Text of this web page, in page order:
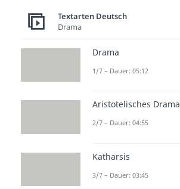
Textarten Deutsch
Drama
Drama
1/7 – Dauer: 05:12
Aristotelisches Drama
2/7 – Dauer: 04:55
Katharsis
3/7 – Dauer: 03:45